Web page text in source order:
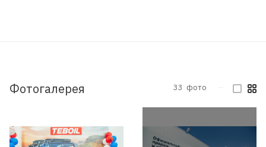
Фотогалерея 33 фото